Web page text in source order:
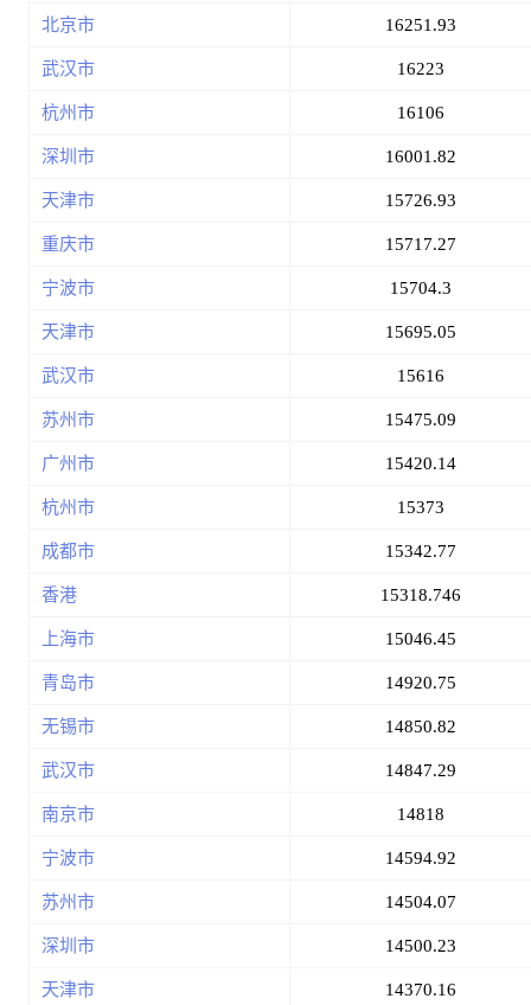
北京市 16251.93
武汉市 16223
杭州市 16106
深圳市 16001.82
天津市 15726.93
重庆市 15717.27
宁波市 15704.3
天津市 15695.05
武汉市 15616
苏州市 15475.09
广州市 15420.14
杭州市 15373
成都市 15342.77
香港 15318.746
上海市 15046.45
青岛市 14920.75
无锡市 14850.82
武汉市 14847.29
南京市 14818
宁波市 14594.92
苏州市 14504.07
深圳市 14500.23
天津市 14370.16